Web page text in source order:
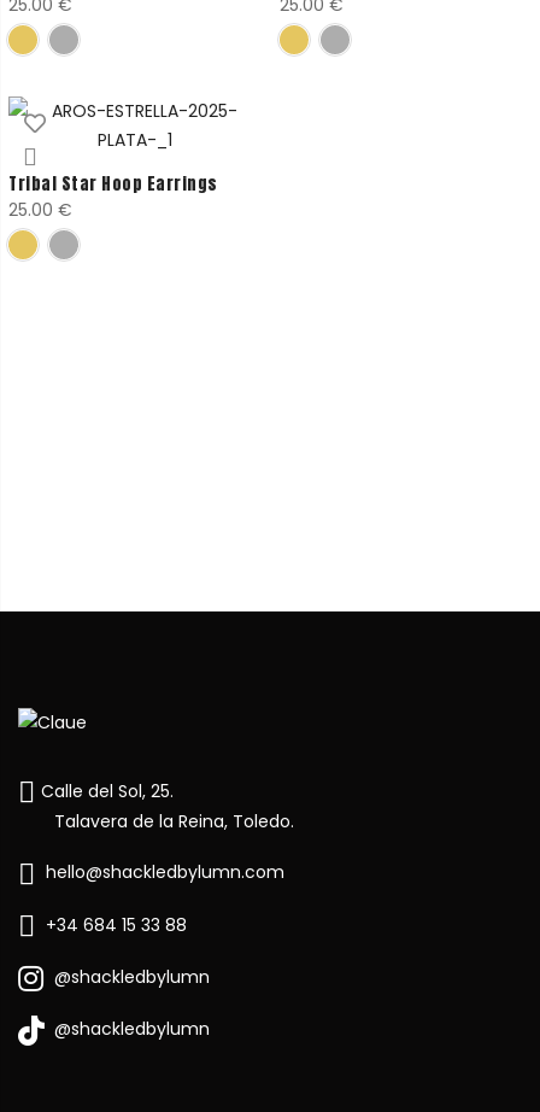
25.00 € 25.00 €
Tribal Star Hoop Earrings
25.00 €
Calle del Sol, 25.
Talavera de la Reina, Toledo.
hello@shackledbylumn.com
+34 684 15 33 88
@shackledbylumn
@shackledbylumn
Only for the